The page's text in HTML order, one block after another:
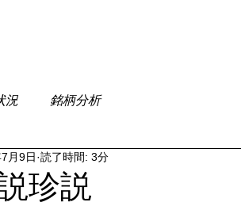
況 銘柄分析
珍説
月9日 読了時間: 3分